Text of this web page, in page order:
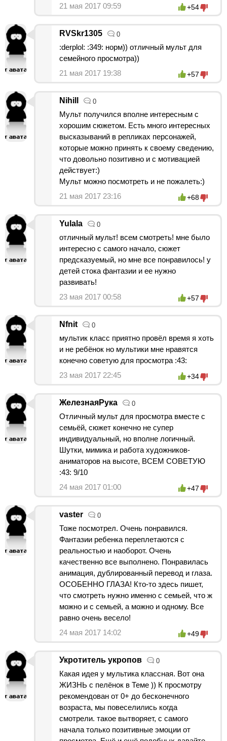
21 мая 2017 09:59
+54
RVSkr1305 0
:derplol: :349: норм)) отличный мульт для
семейного просмотра))
21 мая 2017 19:38
+57
Nihill 0
Мульт получился вполне интересным с
хорошим сюжетом. Есть много интересных
высказываний в репликах персонажей,
которые можно принять к своему сведению,
что довольно позитивно и с мотивацией
действует:)
Мульт можно посмотреть и не пожалеть:)
21 мая 2017 23:16
+68
Yulala 0
отличный мульт! всем смотреть! мне было
интересно с самого начало, сюжет
предсказуемый, но мне все понравилось! у
детей стока фантазии и ее нужно
развивать!
23 мая 2017 00:58
+57
Nfnit 0
мультик класс приятно провёл время я хоть
и не ребёнок но мультики мне нравятся
конечно советую для просмотра :43:
23 мая 2017 22:45
+34
ЖелезнаяРука 0
Отличный мульт для просмотра вместе с
семьёй, сюжет конечно не супер
индивидуальный, но вполне логичный.
Шутки, мимика и работа художников-
аниматоров на высоте, ВСЕМ СОВЕТУЮ
:43: 9/10
24 мая 2017 01:00
+47
vaster 0
Тоже посмотрел. Очень понравился.
Фантазии ребенка переплетаются с
реальностью и наоборот. Очень
качественно все выполнено. Понравилась
анимация, дублированный перевод и глаза.
ОСОБЕННО ГЛАЗА! Кто-то здесь пишет,
что смотреть нужно именно с семьей, что ж
можно и с семьей, а можно и одному. Все
равно очень весело!
24 мая 2017 14:02
+49
Укротитель укропов 0
Какая идея у мультика классная. Вот она
ЖИЗНЬ с пелёнок в Теме )) К просмотру
рекомендован от 0+ до бесконечного
возраста, мы повеселились когда
смотрели. такое вытворяет, с самого
начала только позитивные эмоции от